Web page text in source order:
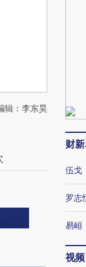
辑：李东昊
财
伍戈
罗志
易峘
视频